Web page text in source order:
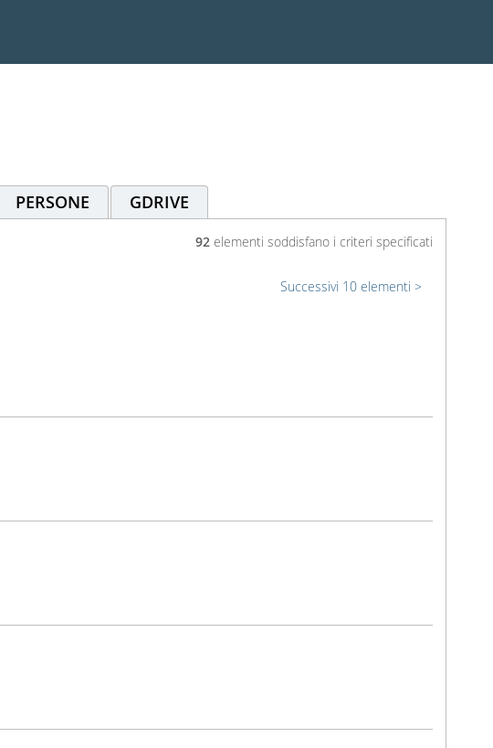
PERSONE GDRIVE
92elementi soddisfano i criteri specificati
Successivi 10 elementi